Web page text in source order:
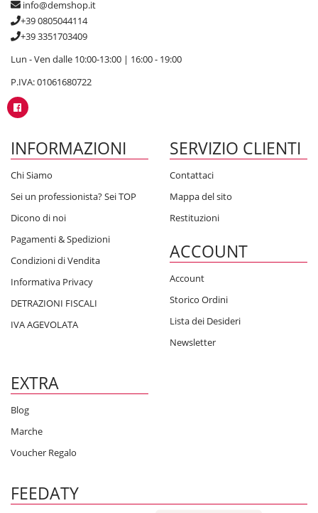
info@demshop.it
+39 0805044114
+39 3351703409
Lun - Ven dalle 10:00-13:00 | 16:00 - 19:00
P.IVA: 01061680722
INFORMAZIONI
Chi Siamo
Sei un professionista? Sei TOP
Dicono di noi
Pagamenti & Spedizioni
Condizioni di Vendita
Informativa Privacy
DETRAZIONI FISCALI
IVA AGEVOLATA
SERVIZIO CLIENTI
Contattaci
Mappa del sito
Restituzioni
ACCOUNT
Account
Storico Ordini
Lista dei Desideri
Newsletter
EXTRA
Blog
Marche
Voucher Regalo
FEEDATY